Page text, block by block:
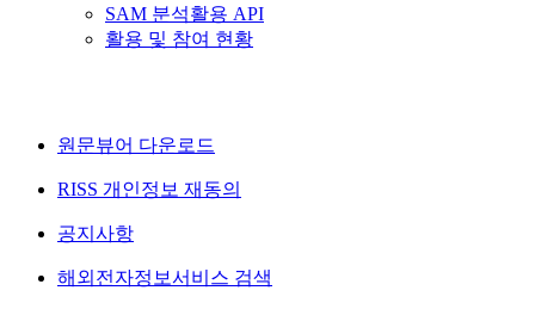
SAM 분석활용 API
활용 및 참여 현황
원문뷰어 다운로드
RISS 개인정보 재동의
공지사항
해외전자정보서비스 검색